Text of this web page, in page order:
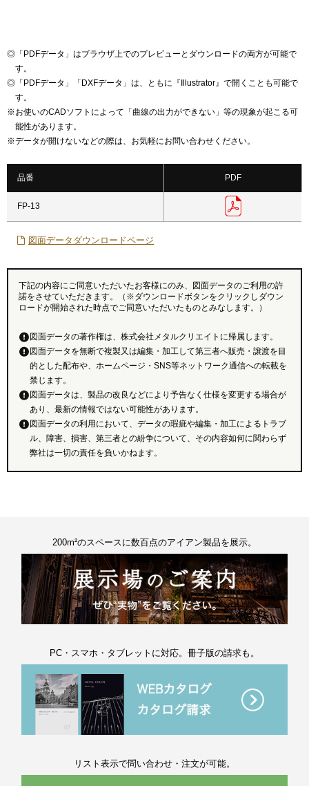
◎ 「PDFデータ」はブラウザ上でのプレビューとダウンロードの両方が可能で
す。
◎ 「PDFデータ」「DXFデータ」は、ともに『Illustrator』で開くことも可能で
す。
※お使いのCADソフトによって「曲線の出力ができない」等の現象が起こる可
能性があります。
※データが開けないなどの際は、お気軽にお問い合わせください。
品番 PDF
FP-13
図面データダウンロードページ
下記の内容にご同意いただいたお客様にのみ、図面データのご利用の許
諾をさせていただきます。（※ダウンロードボタンをクリックしダウン
ロードが開始された時点でご同意いただいたものとみなします。）
図面データの著作権は、株式会社メタルクリエイトに帰属します。
図面データを無断で複製又は編集・加工して第三者へ販売・譲渡を目
的とした配布や、ホームページ・SNS等ネットワーク通信への転載を
禁じます。
図面データは、製品の改良などにより予告なく仕様を変更する場合が
あり、最新の情報ではない可能性があります。
図面データの利用において、データの瑕疵や編集・加工によるトラブ
ル、障害、損害、第三者との紛争について、その内容如何に関わらず
弊社は一切の責任を負いかねます。
200m²のスペースに数百点のアイアン製品を展示。
PC・スマホ・タブレットに対応。冊子版の請求も。
リスト表示で問い合わせ・注文が可能。